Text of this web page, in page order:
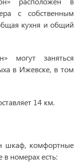
с собственным
кухня и общий
могут заняться
в Ижевске, в том
14 км.
шкаф, комфортные
номерах есть: